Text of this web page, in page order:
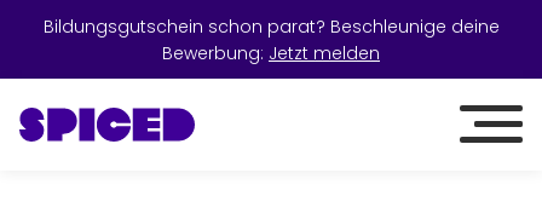
Bildungsgutschein schon parat? Beschleunige deine
Bewerbung: Jetzt melden